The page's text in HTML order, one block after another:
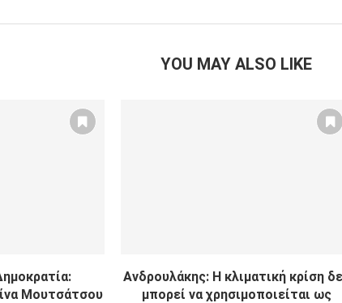
YOU MAY ALSO LIKE
Μουτσάτσου
Ανδρουλάκης: Η κλιματική κρίση
μπορεί να χρησιμοποιείται ως